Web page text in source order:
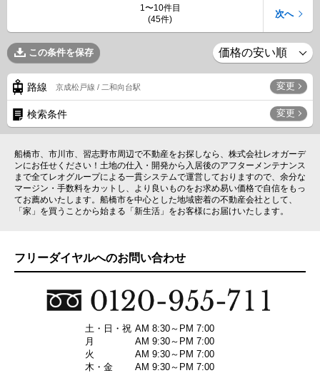
1〜10件目
(45件)
次へ
この条件を保存
路線 京成松戸線 / 二和向台駅 変更
検索条件 変更
船橋市、市川市、習志野市周辺で不動産をお探しなら、株式会社レオガーデ
ンにお任せください！土地の仕入・開発から入居後のアフターメンテナンス
まで全てレオグループによる一貫システムで運営しておりますので、余分な
マージン・手数料をカットし、より良いものをお求め易い価格で自信をもっ
てお薦めいたします。船橋市を中心とした地域密着の不動産会社として、
「家」を買うことから始まる「新生活」をお客様にお届けいたします。
フリーダイヤルへのお問い合わせ
土・日・祝 AM 8:30～PM 7:00
月
AM 9:30～PM 7:00
火
AM 9:30～PM 7:00
木・金
AM 9:30～PM 7:00